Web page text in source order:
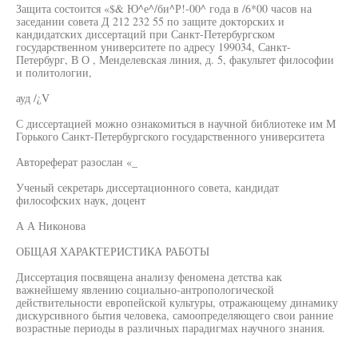
Защита состоится «$& Ю^е^/би^Р!-00^ года в /6*00 часов на
заседании совета Д 212 232 55 по защите докторских и
кандидатских диссертаций при Санкт-Петербургском
государственном университете по адресу 199034, Санкт-
Петербург, В О , Менделевская линия, д. 5, факультет философии
и политологии,
ауд /¿V
С диссертацией можно ознакомиться в научной библиотеке им М
Горького Санкт-Петербургского государственного университета
Автореферат разослан «_
Ученый секретарь диссертационного совета, кандидат
философских наук, доцент
А А Никонова
ОБЩАЯ ХАРАКТЕРИСТИКА РАБОТЫ
Диссертация посвящена анализу феномена детства как
важнейшему явлению социально-антропологической
действительности европейской культуры, отражающему динамику
дискурсивного бытия человека, самоопределяющего свои ранние
возрастные периоды в различных парадигмах научного знания.